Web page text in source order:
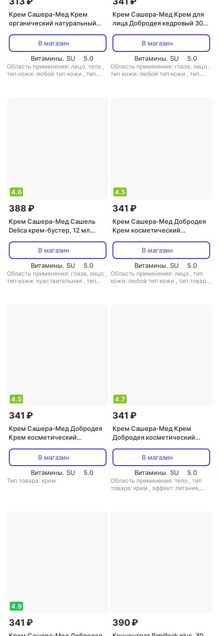
Крем Сашера-Мед Крем
органический натуральный
мицелярной форме, 100 мл
В магазин
Витамины. SU
5.0
Область применения: лицо, тело ,
тип кожи: любой тип кожи , тип
Крем Сашера-Мед Крем для
лица Добродея кедровый 30
В магазин
Витамины. SU
5.0
Область применения: глаза, лицо ,
тип кожи: любой тип кожи , тип
4.6
388 ₽
Крем Сашера-Мед Сашель
Delica крем-бустер, 12 мл
В магазин
Витамины. SU
5.0
Область применения: глаза, лицо ,
тип кожи: чувствительная , тип
4.5
341 ₽
Крем Сашера-Мед Добродея
Крем косметический
MED-03/21 113-85200
В магазин
Витамины. SU
5.0
Область применения: лицо , тип
кожи: любой тип кожи , тип товара:
4.5
341 ₽
Крем Сашера-Мед Добродея
Крем косметический
MED-03/20 113-85199
В магазин
Витамины. SU
5.0
Тип товара: крем
4.7
341 ₽
Крем Сашера-Мед Крем
Добродея косметический
В магазин
Витамины. SU
5.0
Область применения: тело , тип
товара: крем , эффект: питание,
4.9
341 ₽ 390 ₽